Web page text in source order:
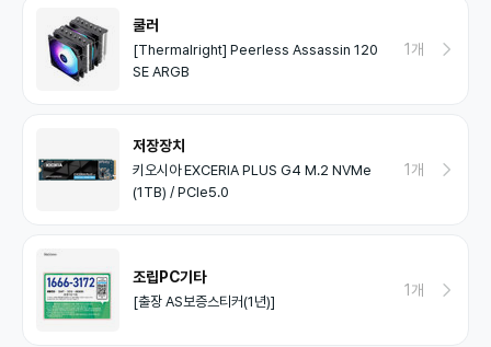
쿨러
[Thermalright] Peerless Assassin 120
SE ARGB
1개
저장장치
키오시아 EXCERIA PLUS G4 M.2 NVMe
(1TB) / PCIe5.0
1개
조립PC기타
[출장 AS보증스티커(1년)]
1개